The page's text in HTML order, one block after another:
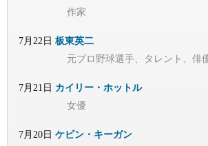
作家
7月22日 板東英二
元プロ野球選手、タレント、俳
7月21日 カイリー・ホットル
女優
7月20日 ケビン・キーガン